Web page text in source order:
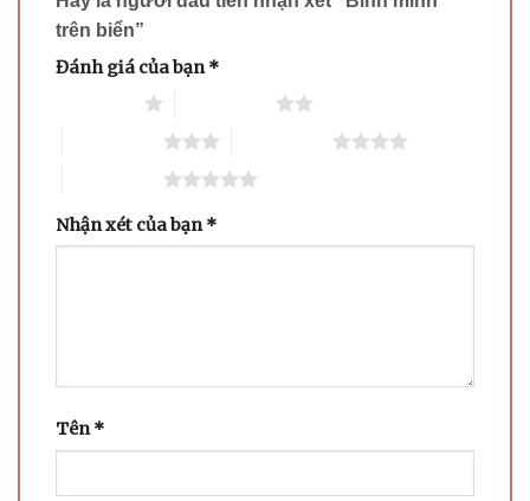
trên biển”
Đánh giá của bạn*
Nhận xét của bạn*
Tên*